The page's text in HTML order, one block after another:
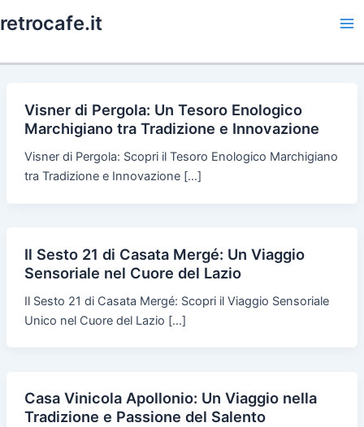
to
retrocafe.it
Visner di Pergola: Un Tesoro Enologico
Marchigiano tra Tradizione e Innovazione
Visner di Pergola: Scopri il Tesoro Enologico Marchigiano
tra Tradizione e Innovazione […]
Il Sesto 21 di Casata Mergé: Un Viaggio
Sensoriale nel Cuore del Lazio
Il Sesto 21 di Casata Mergé: Scopri il Viaggio Sensoriale
Unico nel Cuore del Lazio […]
Casa Vinicola Apollonio: Un Viaggio nella
Tradizione e Passione del Salento